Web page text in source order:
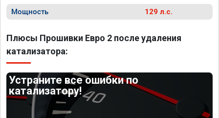
Мощность 129 л.с.
Плюсы Прошивки Евро 2 после удаления
катализатора:
Устраните все ошибки по
катализатору!